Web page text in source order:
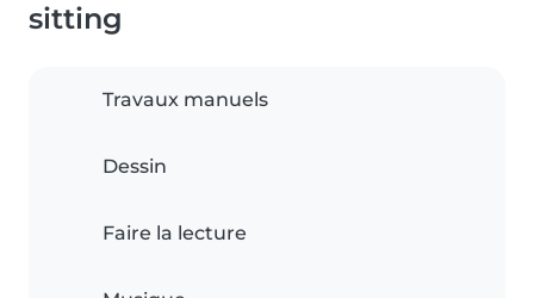
sitting
Travaux manuels
Dessin
Faire la lecture